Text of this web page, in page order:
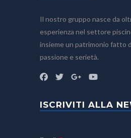
Il nostro gruppo nasce da
esperienza nel settore
insieme un patrimonio fatto
passione e serietà.
ISCRIVITI ALLA